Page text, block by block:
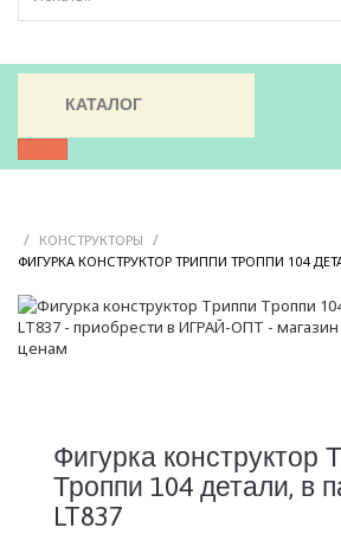
КАТАЛОГ
/ КОНСТРУКТОРЫ /
ФИГУРКА КОНСТРУКТОР ТРИППИ ТРОППИ 104
Фигурка конструктор
Троппи 104 детали, в
LT837